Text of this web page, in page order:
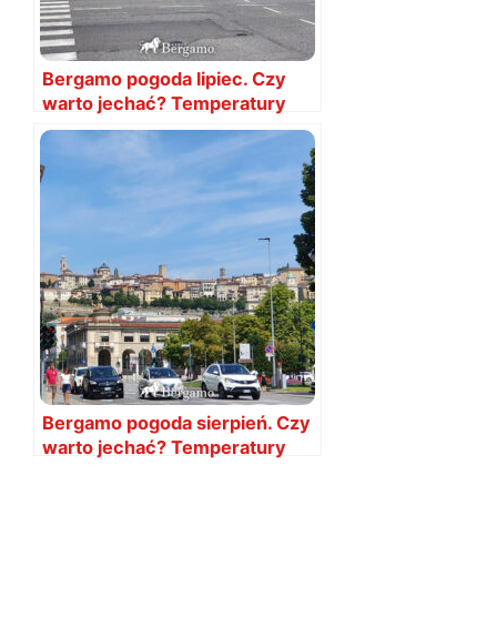
Bergamo pogoda lipiec. Czy
warto jechać? Temperatury
Bergamo pogoda sierpień. Czy
warto jechać? Temperatury